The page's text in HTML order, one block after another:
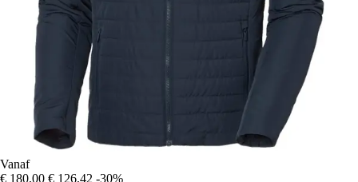
Vanaf
€ 180,00 € 126,42 -30%